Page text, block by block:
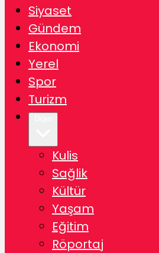
Siyaset
Gündem
Ekonomi
Yerel
Spor
Turizm
Kulis
Sağlik
Kültür
Yaşam
Eğitim
Röportaj